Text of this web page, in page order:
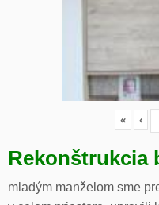
« ‹
Rekonštrukcia
mladým manželom sme